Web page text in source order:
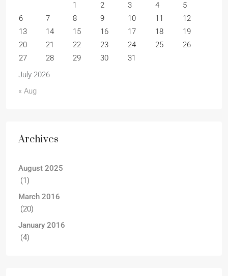
July 2026
1
2 3 4
5
6
7 8 9 10 11
12
13
14 15 16 17 18
19
20
21 22 23 24 25
26
27
28 29 30 31
« Aug
Archives
August 2025
(1)
March 2016
(20)
January 2016
(4)